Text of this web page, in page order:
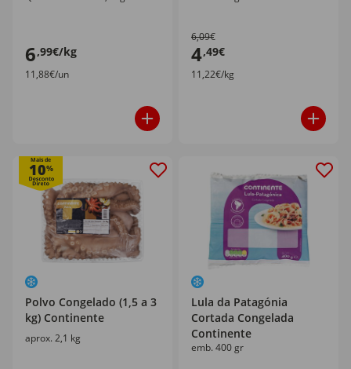
6,99€/kg
11,88€/un
6,09€
4,49€
11,22€/kg
Mais de
10%
Polvo Congelado (1,5 a 3
kg) Continente
aprox. 2,1 kg
Lula da Patagónia
Cortada Congelada
Continente
emb. 400 gr